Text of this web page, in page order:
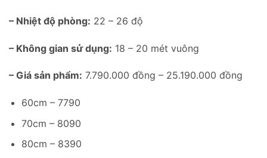
– Nhiệt độ phòng: 22 – 26 độ
– Không gian sử dụng: 18 – 20 mét vuông
– Giá sản phẩm: 7.790.000 đồng – 25.190.000 đồng
60cm – 7790
70cm – 8090
80cm – 8390